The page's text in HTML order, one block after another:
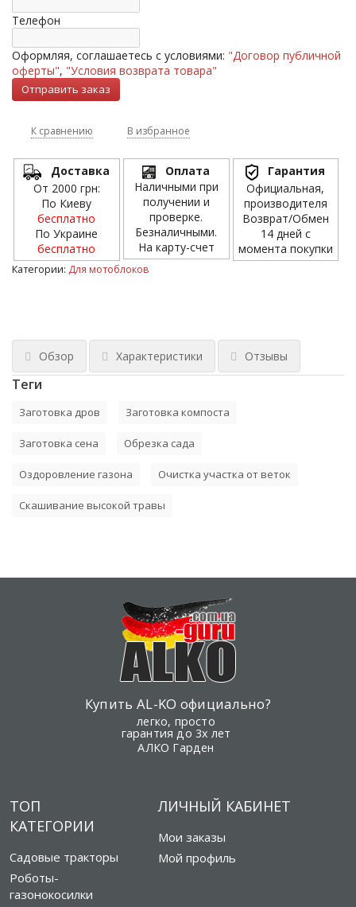
Телефон
Оформляя, соглашаетесь с условиями: "Договор публичной
оферты", "Условия возврата товара"
К сравнению В избранное
Доставка
От 2000 грн:
По Киеву
бесплатно
По Украине
бесплатно
Оплата
Наличными при
получении и
проверке.
Безналичными.
На карту-счет
Гарантия
Официальная,
производителя
Возврат/Обмен
14 дней с
момента покупки
Категории: Для мотоблоков
Обзор Характеристики Отзывы
Теги
Заготовка дров Заготовка компоста
Заготовка сена Обрезка сада
Оздоровление газона Очистка участка от веток
Скашивание высокой травы
Купить AL-KO официально?
легко, просто
гарантия до 3х лет
АЛКО Гарден
ТОП
КАТЕГОРИИ
Садовые тракторы
Роботы-
газонокосилки
ЛИЧНЫЙ КАБИНЕТ
Мои заказы
Мой профиль